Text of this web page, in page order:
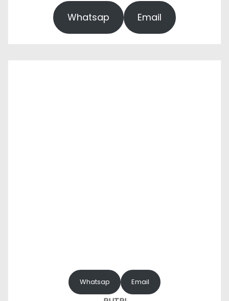
Whatsap Email
Whatsap Email